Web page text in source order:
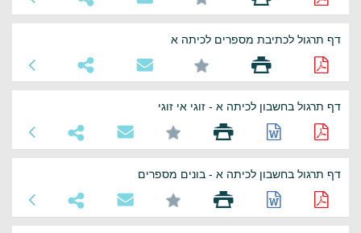
דף תרגול לכתיבת מספרים לכיתה א
דף תרגול בחשבון לכיתה א - זוגי אי זוגי
דף תרגול בחשבון לכיתה א - בונים מספרים